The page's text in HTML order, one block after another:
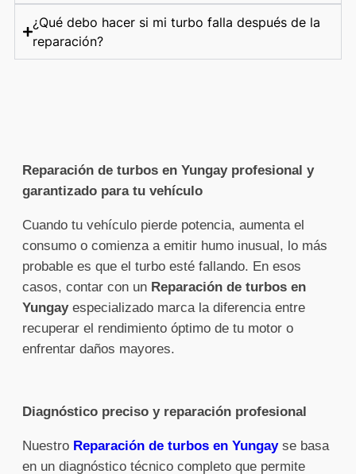
¿Qué debo hacer si mi turbo falla después de la
reparación?
Reparación de turbos en Yungay profesional y
garantizado para tu vehículo
Cuando tu vehículo pierde potencia, aumenta el
consumo o comienza a emitir humo inusual, lo más
probable es que el turbo esté fallando. En esos
casos, contar con un Reparación de turbos en
Yungayespecializado marca la diferencia entre
recuperar el rendimiento óptimo de tu motor o
enfrentar daños mayores.
Diagnóstico preciso y reparación profesional
Nuestro Reparación de turbos en Yungayse basa
en un diagnóstico técnico completo que permite